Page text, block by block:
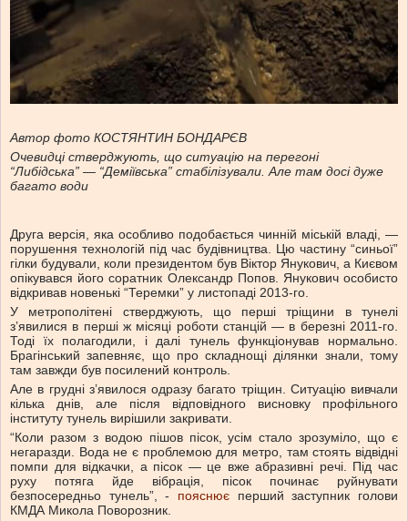
Автор фото КОСТЯНТИН БОНДАРЄВ
Очевидці стверджують, що ситуацію на перегоні
“Либідська” — “Деміївська” стабілізували. Але там досі дуже
багато води
Друга версія, яка особливо подобається чинній міській владі, —
порушення технологій під час будівництва. Цю частину “синьої”
гілки будували, коли президентом був Віктор Янукович, а Києвом
опікувався його соратник Олександр Попов. Янукович особисто
відкривав новенькі “Теремки” у листопаді 2013-го.
У метрополітені стверджують, що перші тріщини в тунелі
з’явилися в перші ж місяці роботи станцій — в березні 2011-го.
Тоді їх полагодили, і далі тунель функціонував нормально.
Брагінський запевняє, що про складнощі ділянки знали, тому
там завжди був посилений контроль.
Але в грудні з’явилося одразу багато тріщин. Ситуацію вивчали
кілька днів, але після відповідного висновку профільного
інституту тунель вирішили закривати.
“Коли разом з водою пішов пісок, усім стало зрозуміло, що є
негаразди. Вода не є проблемою для метро, там стоять відвідні
помпи для відкачки, а пісок — це вже абразивні речі. Під час
руху потяга йде вібрація, пісок починає руйнувати
безпосередньо тунель”, - пояснює перший заступник голови
КМДА Микола Поворозник.